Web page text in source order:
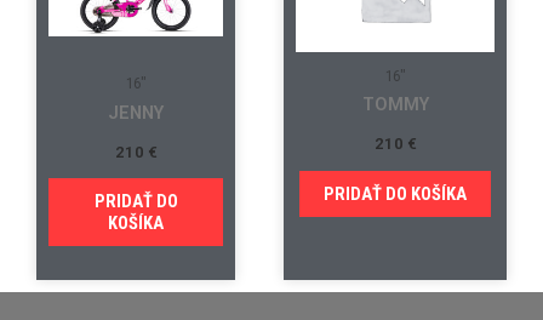
16"
JENNY
210 €
PRIDAŤ DO
KOŠÍKA
16"
TOMMY
210 €
PRIDAŤ DO KOŠÍKA